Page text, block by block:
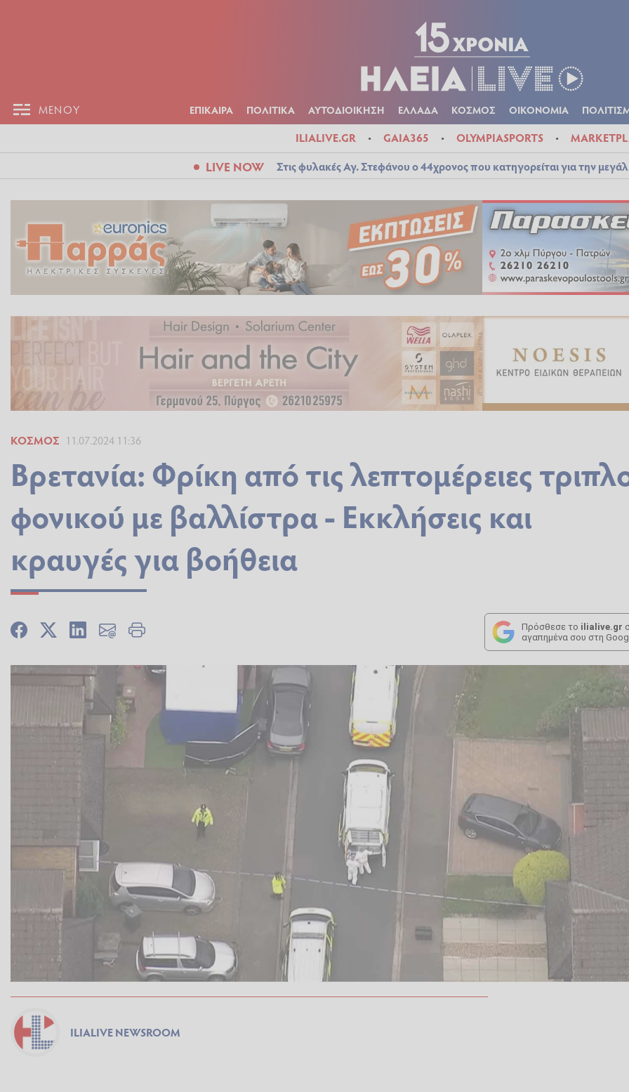
ΜΕΝΟΥ ΕΠΙΚΑΙΡΑ ΠΟΛΙΤΙΚΑ ΑΥΤΟΔΙΟΙΚΗΣΗ ΕΛΛΑΔΑ ΚΟΣΜΟΣ ΟΙΚΟΝΟΜΙΑ
ILIALIVE.GR GAIA365 OLYMPIASPORTS
LIVE NOW Στις φυλακές Αγ. Στεφάνου ο 44χρονος που κατηγορείται για την
ΚΌΣΜΟΣ 11.07.2024 11:36
Βρετανία: Φρίκη από τις λεπτομέρειες
φονικού με βαλλίστρα - Εκκλήσεις και
κραυγές για βοήθεια
Πρόσθεσε το ilialive.gr
αγαπημένα σου στη
ILIALIVE NEWSROOM